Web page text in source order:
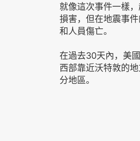
就像這次事件一樣
損害，但在地震事
和人員傷亡。
在過去30天內，美
西部靠近沃特敦的
分地區。